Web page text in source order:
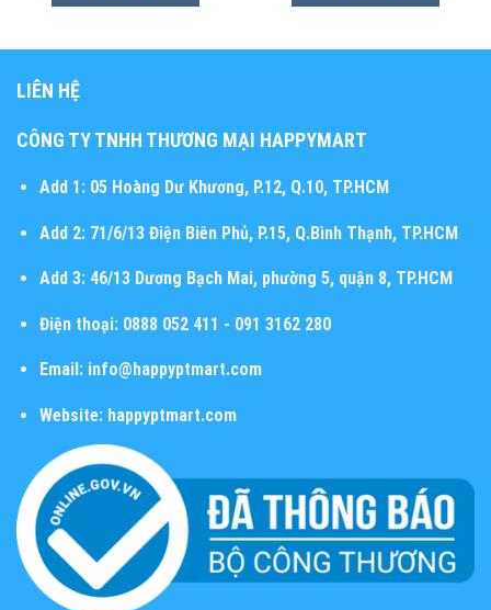
LIÊN HỆ
CÔNG TY TNHH THƯƠNG MẠI HAPPYMART
Add 1:05 Hoàng Dư Khương, P.12, Q.10, TP.HCM
Add 2:71/6/13 Điện Biên Phủ, P.15, Q.Bình Thạnh, TP.HCM
Add 3:46/13 Dương Bạch Mai, phường 5, quận 8, TP.HCM
Điện thoại:0888 052 411 - 091 3162 280
Email:info@happyptmart.com
Website: happyptmart.com